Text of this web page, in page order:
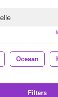
Oceaan
Filters